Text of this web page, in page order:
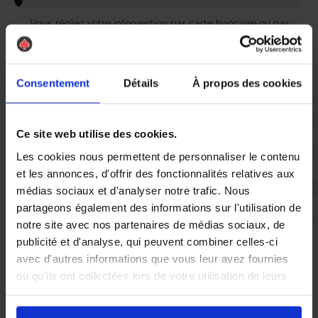
Consentement Détails À propos des cookies
Ce site web utilise des cookies.
Les cookies nous permettent de personnaliser le contenu
et les annonces, d'offrir des fonctionnalités relatives aux
médias sociaux et d'analyser notre trafic. Nous
partageons également des informations sur l'utilisation de
notre site avec nos partenaires de médias sociaux, de
publicité et d'analyse, qui peuvent combiner celles-ci
avec d'autres informations que vous leur avez fournies
ou qu'ils ont collectées lors de votre utilisation de leurs
Vous réglez votre intervention par carte bancaire ou par
chèque, un reçu CB et une facture vous sont envoyés par
Vous recevez une demande d’évaluation de votre expérience
avec l’équipe AS DE PIC.
Nous avons pensé à tout
À Pau, la présence denid de guêpeset defrelons asiatiques